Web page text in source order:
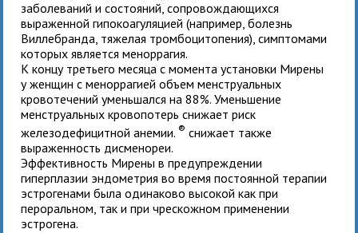
заболеваний и состояний, сопровождающихся
выраженной гипокоагуляцией (например, болезнь
Виллебранда, тяжелая тромбоцитопения), симптомами
которых является меноррагия.
К концу третьего месяца с момента установки Мирены
у женщин с меноррагией объем менструальных
кровотечений уменьшался на 88%. Уменьшение
менструальных кровопотерь снижает риск
железодефицитной анемии.® снижает также
выраженность дисменореи.
Эффективность Мирены в предупреждении
гиперплазии эндометрия во время постоянной терапии
эстрогенами была одинаково высокой как при
пероральном, так и при чрескожном применении
эстрогена.